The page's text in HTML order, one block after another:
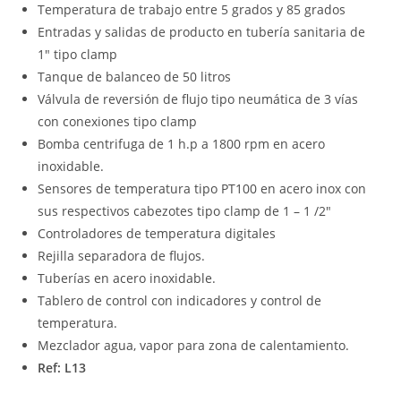
Temperatura de trabajo entre 5 grados y 85 grados
Entradas y salidas de producto en tubería sanitaria de
1″ tipo clamp
Tanque de balanceo de 50 litros
Válvula de reversión de flujo tipo neumática de 3 vías
con conexiones tipo clamp
Bomba centrifuga de 1 h.p a 1800 rpm en acero
inoxidable.
Sensores de temperatura tipo PT100 en acero inox con
sus respectivos cabezotes tipo clamp de 1 – 1 /2″
Controladores de temperatura digitales
Rejilla separadora de flujos.
Tuberías en acero inoxidable.
Tablero de control con indicadores y control de
temperatura.
Mezclador agua, vapor para zona de calentamiento.
Ref: L13